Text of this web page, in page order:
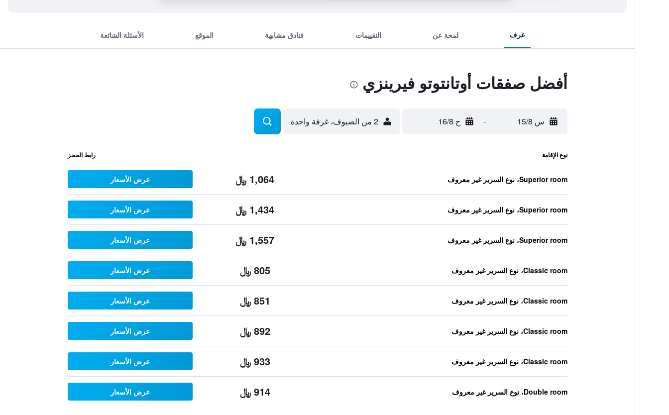
غرف لمحة عن التقييمات فنادق مشابهة الموقع الأسئلة الشائعة
أفضل صفقات أوتانتوتو فيرينزي
س 15/8 - ح 16/8 2 من الضيوف، غرفة واحدة
نوع الإقامة رابط الحجز
Superior room، نوع السرير غير معروف 1,064 ﷼ عرض الأسعار
Superior room، نوع السرير غير معروف 1,434 ﷼ عرض الأسعار
Superior room، نوع السرير غير معروف 1,557 ﷼ عرض الأسعار
Classic room، نوع السرير غير معروف 805 ﷼ عرض الأسعار
Classic room، نوع السرير غير معروف 851 ﷼ عرض الأسعار
Classic room، نوع السرير غير معروف 892 ﷼ عرض الأسعار
Classic room، نوع السرير غير معروف 933 ﷼ عرض الأسعار
Double room، نوع السرير غير معروف 914 ﷼ عرض الأسعار